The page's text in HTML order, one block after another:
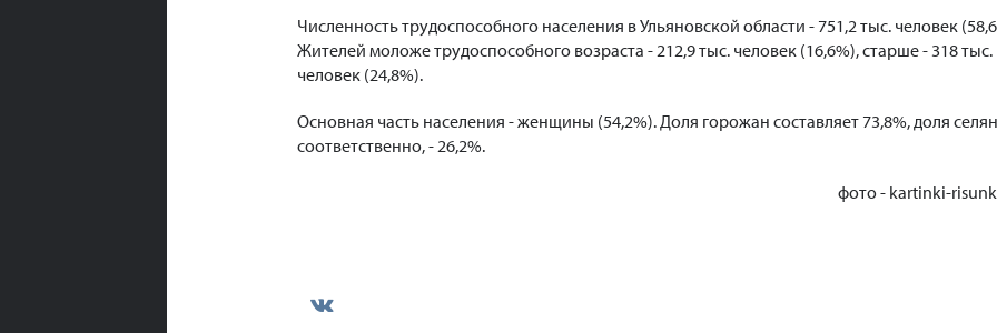
Численность трудоспособного населения в Ульяновской области - 751,2 тыс. человек
Жителей моложе трудоспособного возраста - 212,9 тыс. человек (16,6%), старше - 318 тыс.
человек (24,8%).
Основная часть населения - женщины (54,2%). Доля горожан составляет 73,8%, доля
соответственно, - 26,2%.
фото - kartinki-